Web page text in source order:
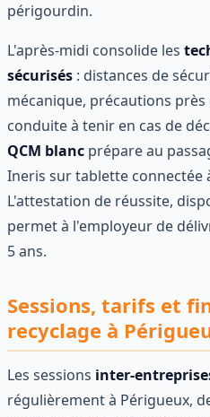
périgourdin.
L'après-midi consolide les
sécurisés : distances de
mécanique, précautions près
conduite à tenir en cas de
QCM blanc prépare au
Ineris sur tablette connectée
L'attestation de réussite,
permet à l'employeur de
5 ans.
Sessions, tarifs et
recyclage à
Les sessions inter-
régulièrement à Périgueux,